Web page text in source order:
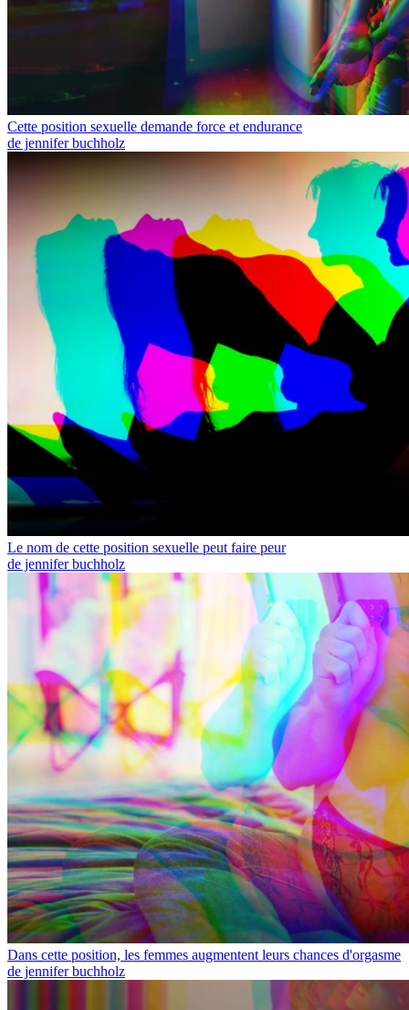
Cette position sexuelle demande force et endurance
de jennifer buchholz
Le nom de cette position sexuelle peut faire peur
de jennifer buchholz
Dans cette position, les femmes augmentent leurs chances d'orgasme
de jennifer buchholz